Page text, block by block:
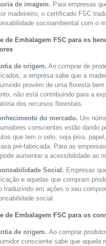
de imagem. Para empresas
madeireiro, o certificado FSC
socioambiental com o
de Embalagem FSC para os
de origem. Ao comprar de
a empresa sabe que a
provém de uma floresta bem
não está contribuindo para a
dos recursos florestais.
do mercado. Um
conscientes estão dando
que tem o selo, seja piso,
pré-fabricada. Para as
aumentar a acessibilidade ao
Social. Empresas
e aquelas que compram
traduzindo em ações o seu
social.
de Embalagem FSC para os
de origem. Ao comprar
consciente sabe que aquela